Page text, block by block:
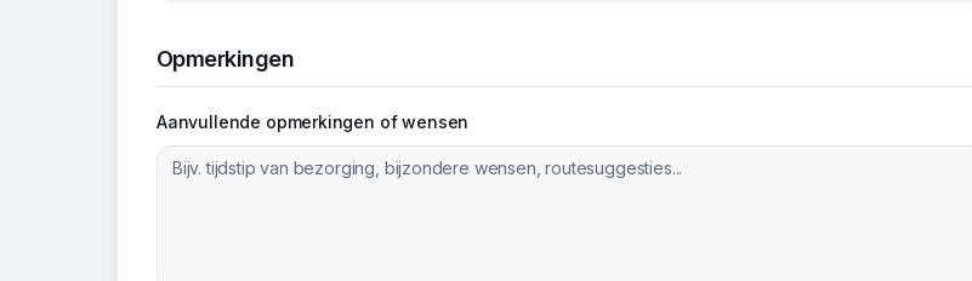
Opmerkingen
Aanvullende opmerkingen of wensen